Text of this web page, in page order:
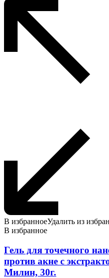
В избранноеУдалить из
В избранное
Гель для точечного
против акне с
Милин, 30г.